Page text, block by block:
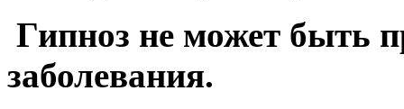
Гипноз не может быть
заболевания.